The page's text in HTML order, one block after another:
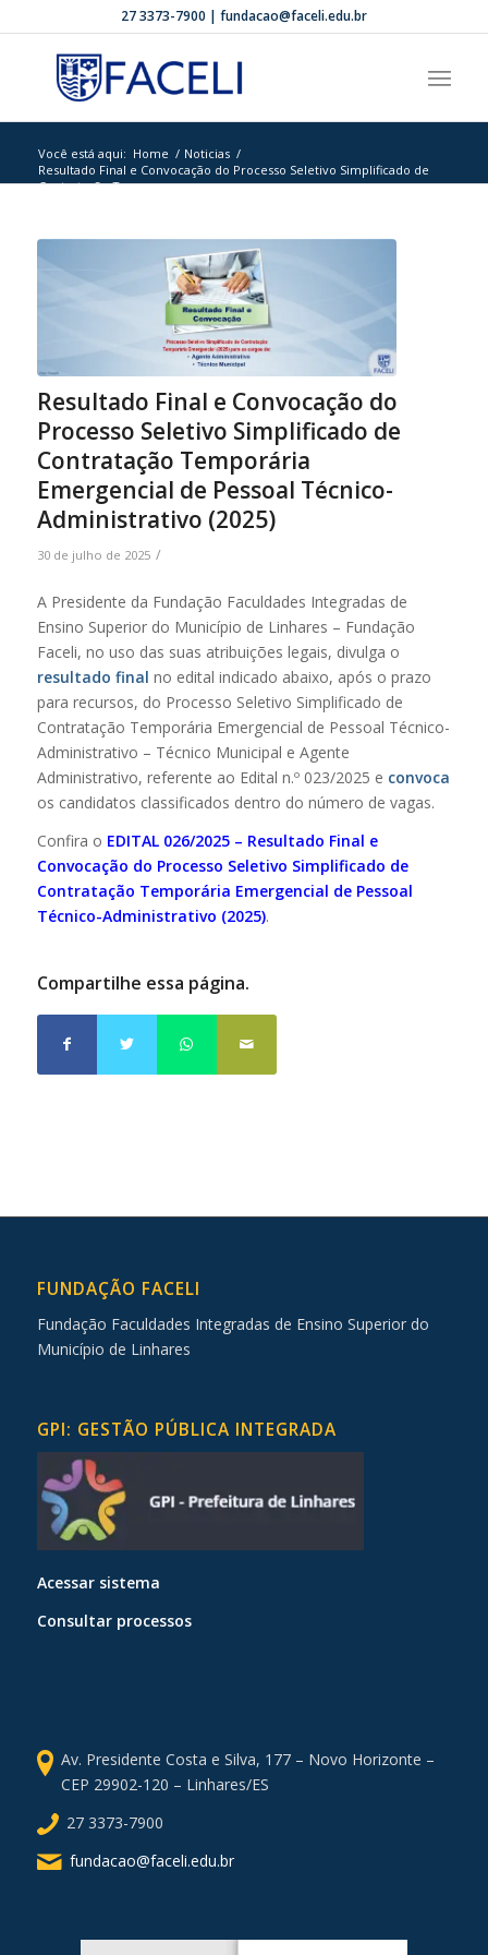
27 3373-7900 | fundacao@faceli.edu.br
Você está aqui: Home / Noticias /
Resultado Final e Convocação do Processo Seletivo Simplificado de
Contratação Tem...
Resultado Final e Convocação do
Processo Seletivo Simplificado de
Contratação Temporária
Emergencial de Pessoal Técnico-
Administrativo (2025)
30 de julho de 2025 /
A Presidente da Fundação Faculdades Integradas de
Ensino Superior do Município de Linhares – Fundação
Faceli, no uso das suas atribuições legais, divulga o
resultado final no edital indicado abaixo, após o prazo
para recursos, do Processo Seletivo Simplificado de
Contratação Temporária Emergencial de Pessoal Técnico-
Administrativo – Técnico Municipal e Agente
Administrativo, referente ao Edital n.º 023/2025 e convoca
os candidatos classificados dentro do número de vagas.
Confira o EDITAL 026/2025 – Resultado Final e
Convocação do Processo Seletivo Simplificado de
Contratação Temporária Emergencial de Pessoal
Técnico-Administrativo (2025).
Compartilhe essa página.
FUNDAÇÃO FACELI
Fundação Faculdades Integradas de Ensino Superior do
Município de Linhares
GPI: GESTÃO PÚBLICA INTEGRADA
Acessar sistema
Consultar processos
Av. Presidente Costa e Silva, 177 – Novo Horizonte –
CEP 29902-120 – Linhares/ES
27 3373-7900
fundacao@faceli.edu.br